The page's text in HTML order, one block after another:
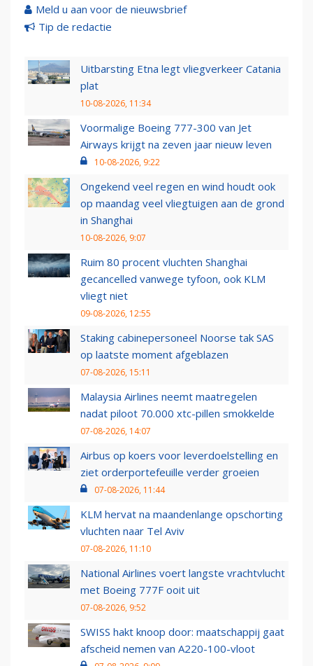
Meld u aan voor de nieuwsbrief
Tip de redactie
Uitbarsting Etna legt vliegverkeer Catania
plat
10-08-2026, 11:34
Voormalige Boeing 777-300 van Jet
Airways krijgt na zeven jaar nieuw leven
10-08-2026, 9:22
Ongekend veel regen en wind houdt ook
op maandag veel vliegtuigen aan de grond
in Shanghai
10-08-2026, 9:07
Ruim 80 procent vluchten Shanghai
gecancelled vanwege tyfoon, ook KLM
vliegt niet
09-08-2026, 12:55
Staking cabinepersoneel Noorse tak SAS
op laatste moment afgeblazen
07-08-2026, 15:11
Malaysia Airlines neemt maatregelen
nadat piloot 70.000 xtc-pillen smokkelde
07-08-2026, 14:07
Airbus op koers voor leverdoelstelling en
ziet orderportefeuille verder groeien
07-08-2026, 11:44
KLM hervat na maandenlange opschorting
vluchten naar Tel Aviv
07-08-2026, 11:10
National Airlines voert langste vrachtvlucht
met Boeing 777F ooit uit
07-08-2026, 9:52
SWISS hakt knoop door: maatschappij gaat
afscheid nemen van A220-100-vloot